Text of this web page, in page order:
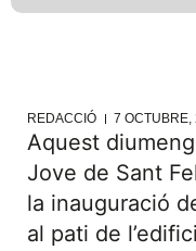
REDACCIÓ 7 OCTUBRE,
Aquest
Jove de Sant
la inauguració
al pati de